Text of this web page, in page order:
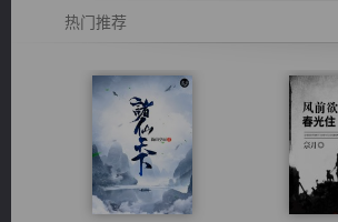
热门推荐